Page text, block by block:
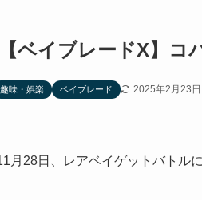
【ベイブレードX】
趣味・娯楽 ベイブレード 2025年2月23日
月28日、レアベイゲットバトル